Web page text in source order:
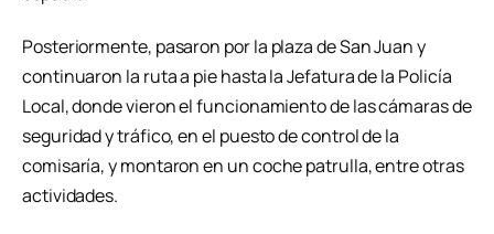
Posteriormente, pasaron por la plaza de San Juan y
continuaron la ruta a pie hasta la Jefatura de la Policía
Local, donde vieron el funcionamiento de las cámaras de
seguridad y tráfico, en el puesto de control de la
comisaría, y montaron en un coche patrulla, entre otras
actividades.